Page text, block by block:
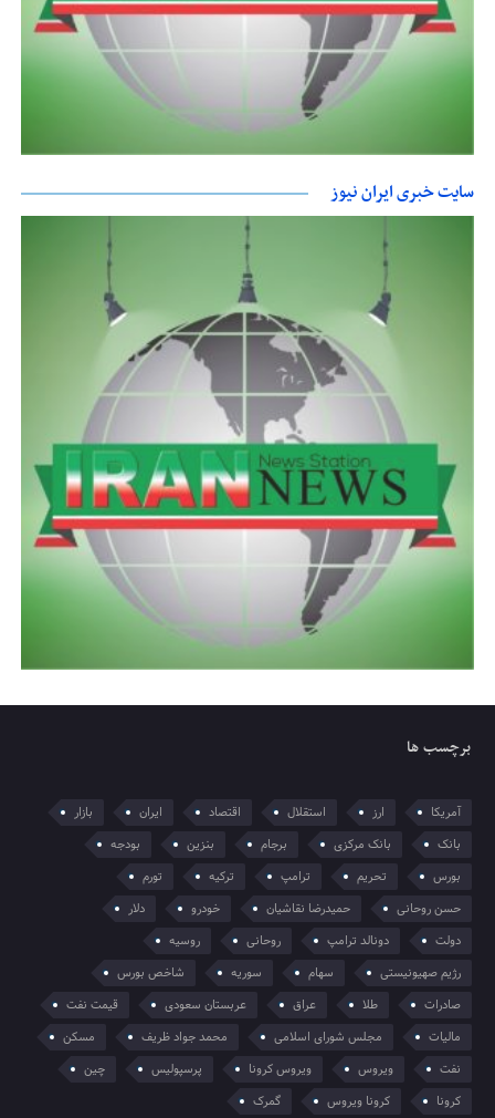
سایت خبری ایران نیوز
برچسب ها
آمریکا ارز استقلال اقتصاد ایران
بازار
بانک
بانک مرکزی برجام بنزین
بودجه
بورس
تحریم ترامپ ترکیه
تورم
حسن روحانی
حمیدرضا نقاشیان خودرو
دلار
دولت
دونالد ترامپ روحانی
روسیه
رژیم صهیونیستی
سهام سوریه
شاخص بورس
صادرات
طلا عراق عربستان سعودی
قیمت نفت
مالیات
مجلس شورای اسلامی محمد جواد ظریف
مسکن
نفت
ویروس ویروس کرونا پرسپولیس
چین
کرونا
کرونا ویروس گمرک